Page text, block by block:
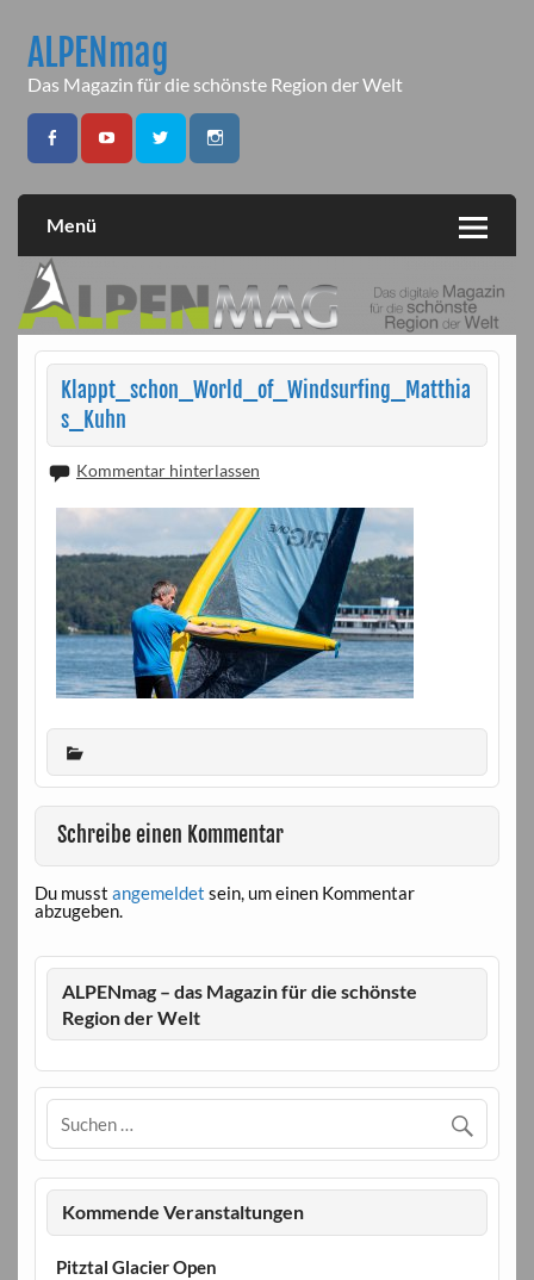
contentALPENmag
Das Magazin für die schönste Region der Welt
Menü
Klappt_schon_World_of_Windsurfing_Matthia
s_Kuhn
Kommentar hinterlassen
Schreibe einen Kommentar
Du musst angemeldet sein, um einen Kommentar
abzugeben.
ALPENmag – das Magazin für die schönste
Region der Welt
Kommende Veranstaltungen
Pitztal Glacier Open